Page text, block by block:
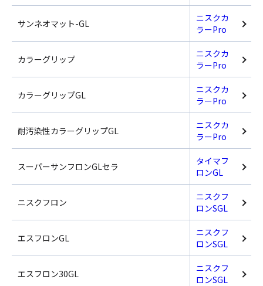
サンネオマット-GL
ニスクカ
ラーPro
カラーグリップ
ニスクカ
ラーPro
カラーグリップGL
ニスクカ
ラーPro
耐汚染性カラーグリップGL
ニスクカ
ラーPro
スーパーサンフロンGLセラ
タイマフ
ロンGL
ニスクフロン
ニスクフ
ロンSGL
エスフロンGL
ニスクフ
ロンSGL
エスフロン30GL
ニスクフ
ロンSGL